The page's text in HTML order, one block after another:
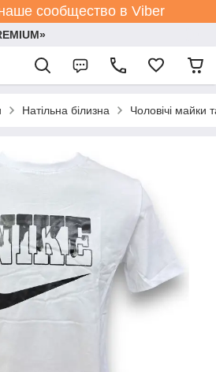
сообщество в Viber
Натільна білизна Чоловічі майки